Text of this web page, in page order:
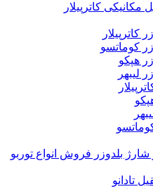
فروش انواع توربو